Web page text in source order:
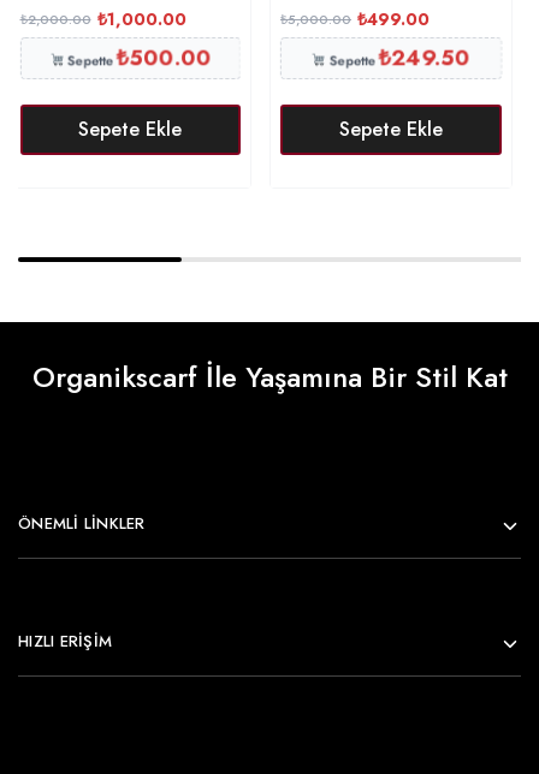
₺2,000.00 ₺1,000.00
Sepette₺500.00
Sepete Ekle
₺5,000.00 ₺499.00
Sepette₺249.50
Sepete Ekle
Organikscarf İle Yaşamına Bir Stil Kat
ÖNEMLI LINKLER
HIZLI ERİŞİM